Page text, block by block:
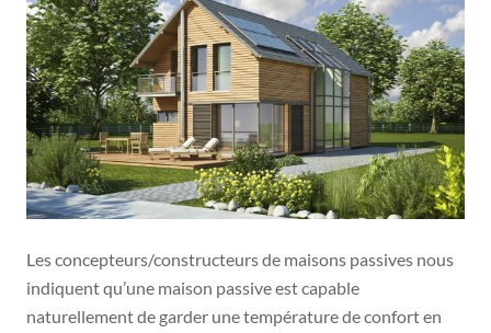
Les concepteurs/constructeurs de maisons passives nous
indiquent qu’une maison passive est capable
naturellement de garder une température de confort en